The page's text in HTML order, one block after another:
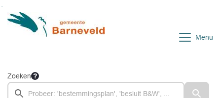
Ga naar de inhoud van deze pagina
Ga naar het zoeken
Ga naar het menu
Menu
Zoeken